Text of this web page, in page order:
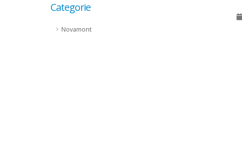
Categorie
Novamont